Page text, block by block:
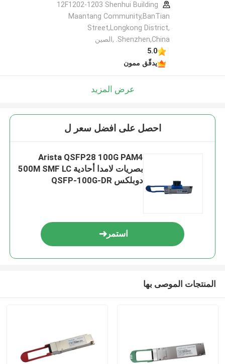
12F1202-1203 Shenhui Building
Maantang Community,BanTian
Street,Longkong District,
Shenzhen,China. ,الصين
5.0
يدقّق ممون
عرض المزيد
احصل على افضل سعر ل
Arista QSFP28 100G PAM4
بصريات لامدا أحادية 500M SMF LC
دوبلكس QSFP-100G-DR
استمر
المنتجات الموصى بها